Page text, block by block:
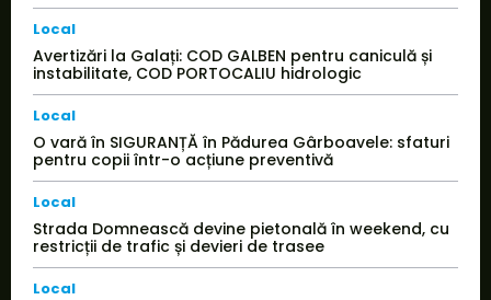
Local
Avertizări la Galați: COD GALBEN pentru caniculă și
instabilitate, COD PORTOCALIU hidrologic
Local
O vară în SIGURANȚĂ în Pădurea Gârboavele: sfaturi
pentru copii într-o acțiune preventivă
Local
Strada Domnească devine pietonală în weekend, cu
restricții de trafic și devieri de trasee
Local